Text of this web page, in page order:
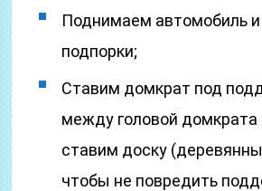
Поднимаем автомобиль и
подпорки;
Ставим домкрат под
между головой домкрата
ставим доску
чтобы не повредить